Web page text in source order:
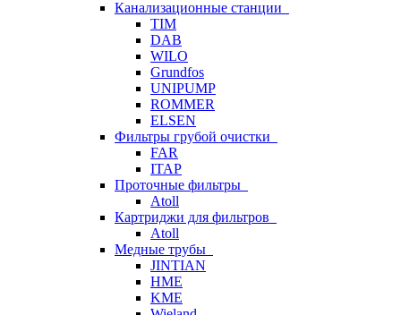
Канализационные станции
TIM
DAB
WILO
Grundfos
UNIPUMP
ROMMER
ELSEN
Фильтры грубой очистки
FAR
ITAP
Проточные фильтры
Atoll
Картриджи для фильтров
Atoll
Медные трубы
JINTIAN
HME
KME